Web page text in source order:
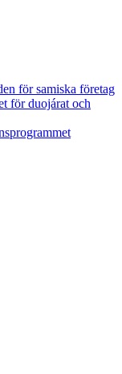
för samiska företag
för duojárat och